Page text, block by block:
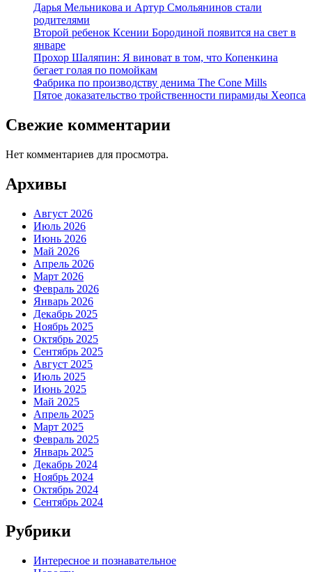
Дарья Мельникова и Артур Смольянинов стали
родителями
Второй ребенок Ксении Бородиной появится на свет в
январе
Прохор Шаляпин: Я виноват в том, что Копенкина
бегает голая по помойкам
Фабрика по производству денима The Cone Mills
Пятое доказательство тройственности пирамиды Хеопса
Свежие комментарии
Нет комментариев для просмотра.
Архивы
Август 2026
Июль 2026
Июнь 2026
Май 2026
Апрель 2026
Март 2026
Февраль 2026
Январь 2026
Декабрь 2025
Ноябрь 2025
Октябрь 2025
Сентябрь 2025
Август 2025
Июль 2025
Июнь 2025
Май 2025
Апрель 2025
Март 2025
Февраль 2025
Январь 2025
Декабрь 2024
Ноябрь 2024
Октябрь 2024
Сентябрь 2024
Рубрики
Интересное и познавательное